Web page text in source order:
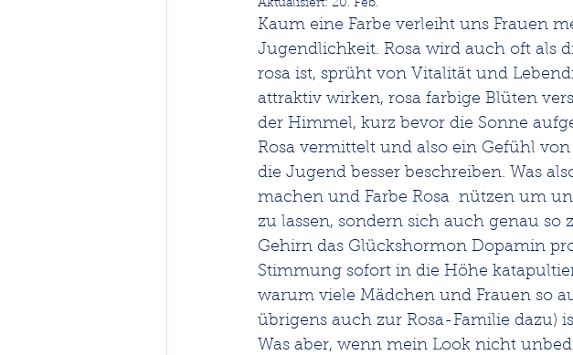
Aktualisiert: 20. Feb.
Kaum eine Farbe verleiht uns Frauen
Jugendlichkeit. Rosa wird auch oft als
rosa ist, sprüht von Vitalität und
attraktiv wirken, rosa farbige Blüten
der Himmel, kurz bevor die Sonne
Rosa vermittelt und also ein Gefühl
die Jugend besser beschreiben. Was
machen und Farbe Rosa  nützen um
zu lassen, sondern sich auch genau so
Gehirn das Glückshormon Dopamin
Stimmung sofort in die Höhe
warum viele Mädchen und Frauen so
übrigens auch zur Rosa-Familie dazu)
Was aber, wenn mein Look nicht